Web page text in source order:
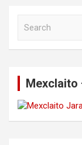
Mexclaito